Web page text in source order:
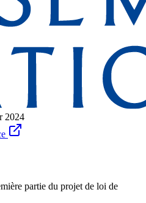
2024
partie du projet de loi de